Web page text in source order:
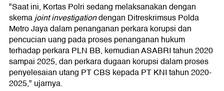
"Saat ini, Kortas Polri sedang melaksanakan dengan
skemajoint investigationdengan Ditreskrimsus Polda
Metro Jaya dalam penanganan perkara korupsi dan
pencucian uang pada proses penanganan hukum
terhadap perkara PLN BB, kemudian ASABRI tahun 2020
sampai 2025, dan perkara dugaan korupsi dalam proses
penyelesaian utang PT CBS kepada PT KNI tahun 2020-
2025," ujarnya.